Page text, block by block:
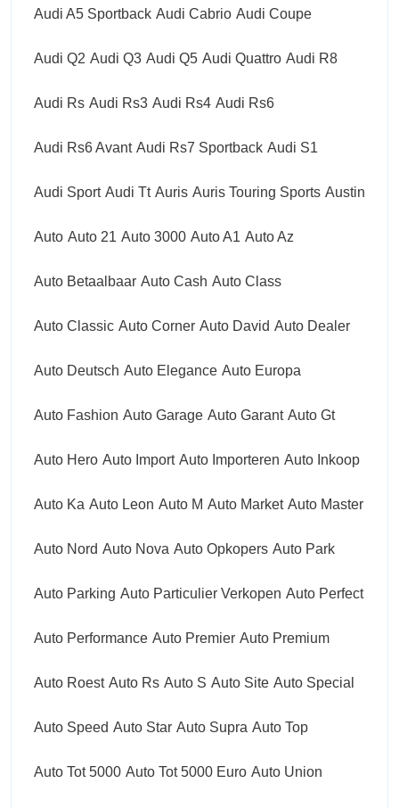
Audi A5 Sportback Audi Cabrio Audi Coupe
Audi Q2 Audi Q3 Audi Q5 Audi Quattro Audi R8
Audi Rs Audi Rs3 Audi Rs4 Audi Rs6
Audi Rs6 Avant Audi Rs7 Sportback Audi S1
Audi Sport Audi Tt Auris Auris Touring Sports Austin
Auto Auto 21 Auto 3000 Auto A1 Auto Az
Auto Betaalbaar Auto Cash Auto Class
Auto Classic Auto Corner Auto David Auto Dealer
Auto Deutsch Auto Elegance Auto Europa
Auto Fashion Auto Garage Auto Garant Auto Gt
Auto Hero Auto Import Auto Importeren Auto Inkoop
Auto Ka Auto Leon Auto M Auto Market Auto Master
Auto Nord Auto Nova Auto Opkopers Auto Park
Auto Parking Auto Particulier Verkopen Auto Perfect
Auto Performance Auto Premier Auto Premium
Auto Roest Auto Rs Auto S Auto Site Auto Special
Auto Speed Auto Star Auto Supra Auto Top
Auto Tot 5000 Auto Tot 5000 Euro Auto Union